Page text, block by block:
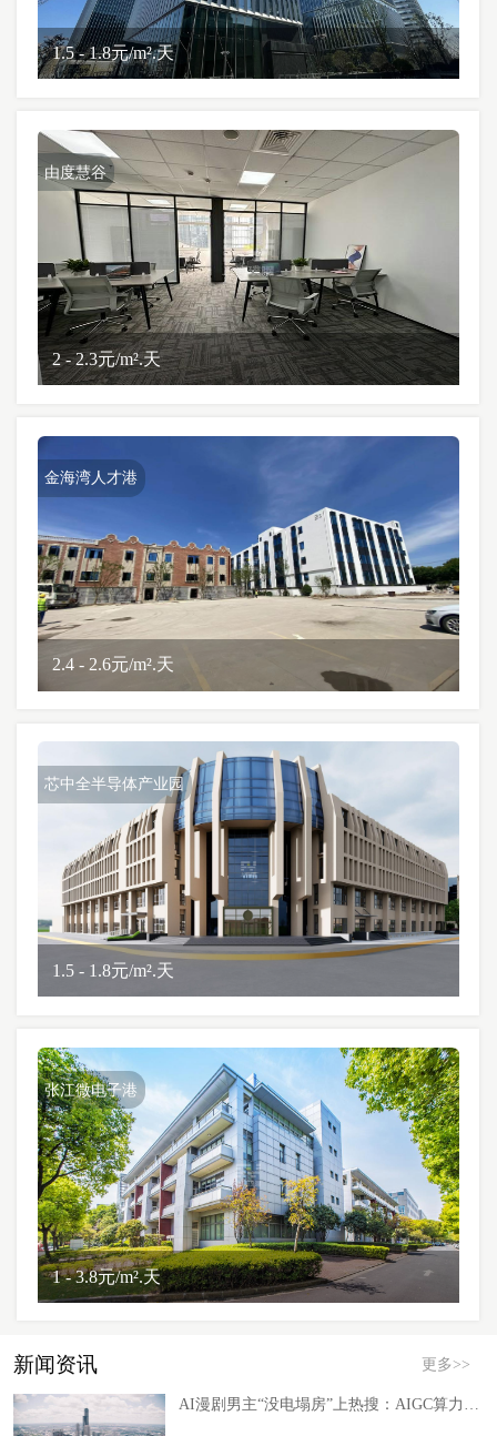
1.5 - 1.8元/m².天
由度慧谷
2 - 2.3元/m².天
金海湾人才港
2.4 - 2.6元/m².天
芯中全半导体产业园
1.5 - 1.8元/m².天
张江微电子港
1 - 3.8元/m².天
新闻资讯 更多>>